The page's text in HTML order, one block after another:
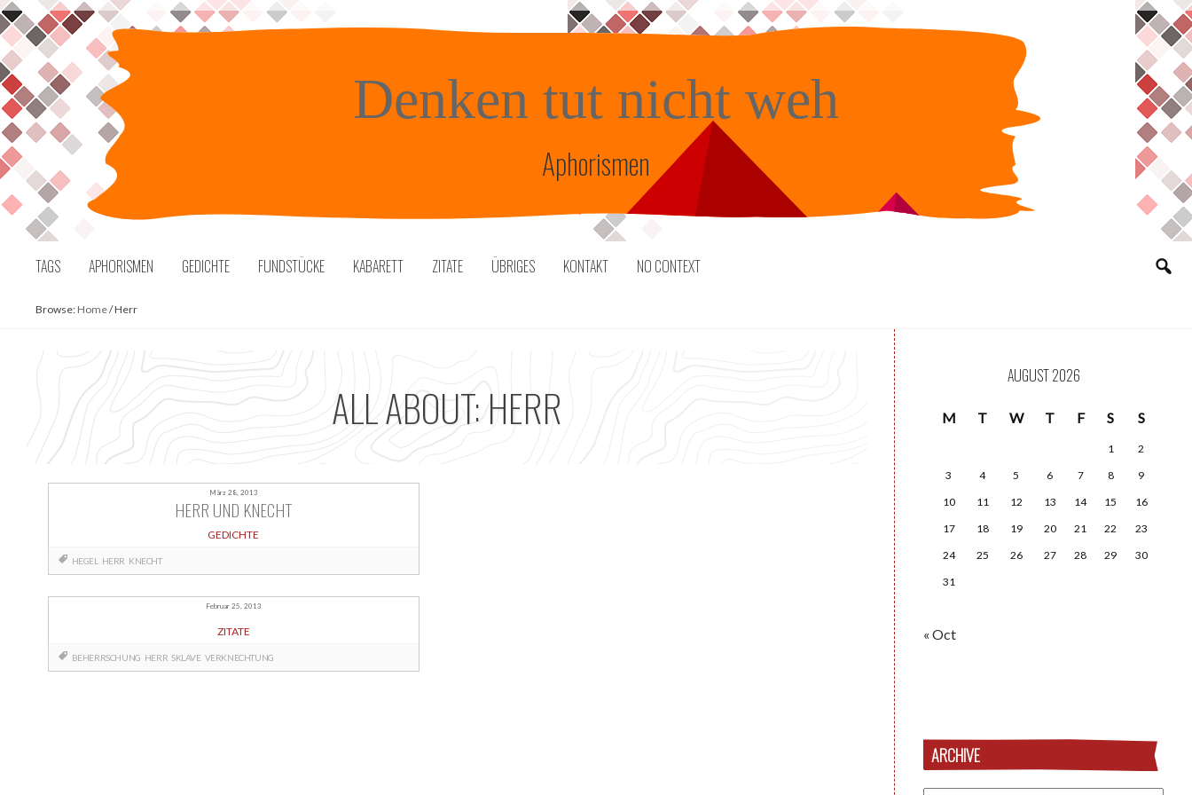
Skip
to
content
Denken tut nicht weh
Aphorismen
TAGS APHORISMEN GEDICHTE FUNDSTÜCKE KABARETT ZITATE ÜBRIGES KONTAKT NO CONTEXT
Browse: Home/Herr
ALL ABOUT: HERR
März 28, 2013
HERR UND KNECHT
GEDICHTE
HEGEL HERR KNECHT
Februar 25, 2013
ZITATE
BEHERRSCHUNG HERR SKLAVE VERKNECHTUNG
AUGUST 2026
M T W T F S S
1
2
3
4 5 6 7 8
9
10
11 12 13 14 15
16
17
18 19 20 21 22
23
24
25 26 27 28 29
30
31
« Oct
ARCHIVE